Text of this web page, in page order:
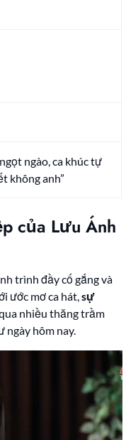
ngào, ca khúc tự
không anh”
của Lưu Ánh
trình đầy cố gắng và
ước mơ ca hát,sự
nhiều thăng trầm
hôm nay.